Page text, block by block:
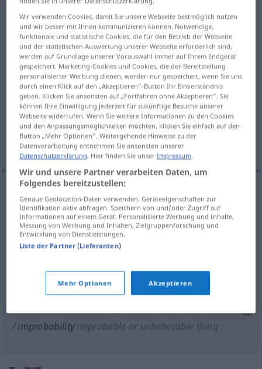
improbability [impr(ɒ)bəˈbiliti; -əti]s
Übersicht aller Übersetzungen
(Für mehr Details die Übersetzung anklicken/antippen)
Unwahrscheinlichkeit
Unglaubwürdigkeit
Unwahrscheinliches Unglaubwürdiges
Unwahrscheinlichkeitf improbability
Unglaubwürdigkeitf
improbability
improbability improbable or unbelievable thing
Wir verwenden Cookies, damit Sie unsere Webseite bestmöglich nutzen
und wir besser mit Ihnen kommunizieren können. Notwendige,
funktionale und statistische Cookies, die für den Betrieb der Webseite
und der statistischen Auswertung unserer Webseite erforderlich sind,
werden auf Grundlage unserer Vorauswahl immer auf Ihrem Endgerät
gespeichert. Marketing-Cookies und Cookies, die der Bereitstellung
personalisierter Werbung dienen, werden nur gespeichert, wenn Sie uns
durch einen Klick auf den „Akzeptieren“-Button Ihr Einverständnis
geben. Klicken Sie ansonsten auf „Fortfahren ohne Akzeptieren“. Sie
können Ihre Einwilligung jederzeit für zukünftige Besuche unserer
Webseite widerrufen. Wenn Sie weitere Informationen zu den Cookies
und den Anpassungsmöglichkeiten möchten, klicken Sie einfach auf den
Button „Mehr Optionen“. Weitergehende Hinweise zu der
Datenverarbeitung entnehmen Sie ansonsten unserer
Datenschutzerklärung . Hier finden Sie unserImpressum
Wir und unsere Partner verarbeiten Daten, um
Folgendes bereitzustellen:
Genaue Geolocation-Daten verwenden. Geräteeigenschaften zur
Identifikation aktiv abfragen. Speichern von und/oder Zugriff auf
Informationen auf einem Gerät. Personalisierte Werbung und Inhalte,
Messung von Werbung und Inhalten, Zielgruppenforschung und
Entwicklung von Dienstleistungen.
Liste der Partner (Lieferanten)
Mehr Optionen Akzeptieren